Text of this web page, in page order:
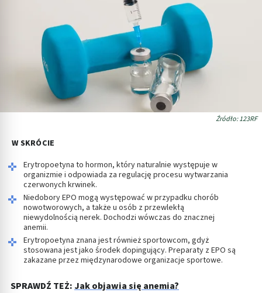
Źródło: 123RF
W SKRÓCIE
Erytropoetyna to hormon, który naturalnie występuje w
organizmie i odpowiada za regulację procesu wytwarzania
czerwonych krwinek.
Niedobory EPO mogą występować w przypadku chorób
nowotworowych, a także u osób z przewlekłą
niewydolnością nerek. Dochodzi wówczas do znacznej
anemii.
Erytropoetyna znana jest również sportowcom, gdyż
stosowana jest jako środek dopingujący. Preparaty z EPO są
zakazane przez międzynarodowe organizacje sportowe.
SPRAWDŹ TEŻ: Jak objawia się anemia?